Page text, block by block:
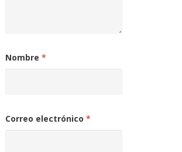
Nombre *
Correo electrónico *